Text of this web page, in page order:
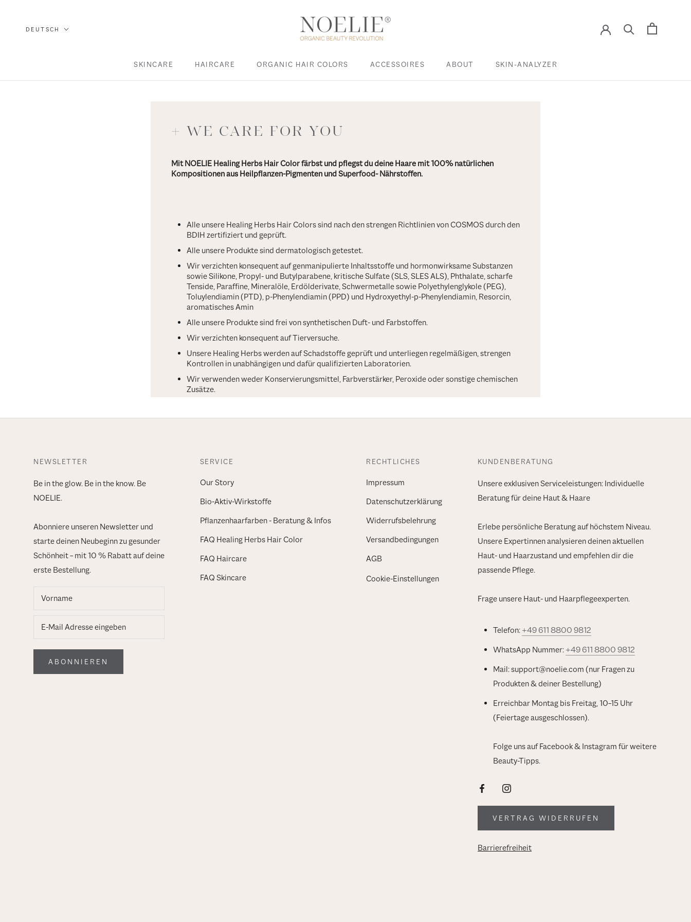
SKINCARE
HAIRCARE
ORGANIC HAIR COLORS
ACCESSOIRES
ABOUT
SKIN-ANALYZER
Sprache
DEUTSCH
+ WE CARE FOR YOU
Mit NOELIE Healing Herbs Hair Color färbst und pflegst du deine Haare mit 100% natürlichen
Kompositionen aus Heilpflanzen-Pigmenten und Superfood- Nährstoffen.
Alle unsere Healing Herbs Hair Colors sind nach den strengen Richtlinien von COSMOS durch den
BDIH zertifiziert und geprüft.
Alle unsere Produkte sind dermatologisch getestet.
Wir verzichten konsequent auf genmanipulierte Inhaltsstoffe und hormonwirksame Substanzen
sowie Silikone, Propyl- und Butylparabene, kritische Sulfate (SLS, SLES ALS), Phthalate, scharfe
Tenside, Paraffine, Mineralöle, Erdölderivate, Schwermetalle sowie Polyethylenglykole (PEG),
Toluylendiamin (PTD), p-Phenylendiamin (PPD) und Hydroxyethyl-p-Phenylendiamin, Resorcin,
aromatisches Amin
Alle unsere Produkte sind frei von synthetischen Duft- und Farbstoffen.
Wir verzichten konsequent auf Tierversuche.
Unsere Healing Herbs werden auf Schadstoffe geprüft und unterliegen regelmäßigen, strengen
Kontrollen in unabhängigen und dafür qualifizierten Laboratorien.
Wir verwenden weder Konservierungsmittel, Farbverstärker, Peroxide oder sonstige chemischen
Zusätze.
NEWSLETTER
Be in the glow. Be in the know. Be
NOELIE.
Abonniere unseren Newsletter und
starte deinen Neubeginn zu gesunder
Schönheit – mit 10 % Rabatt auf deine
erste Bestellung.
ABONNIEREN
SERVICE
Our Story
Bio-Aktiv-Wirkstoffe
Pflanzenhaarfarben - Beratung & Infos
FAQ Healing Herbs Hair Color
FAQ Haircare
FAQ Skincare
RECHTLICHES
Impressum
Datenschutzerklärung
Widerrufsbelehrung
Versandbedingungen
AGB
Cookie-Einstellungen
KUNDENBERATUNG
Unsere exklusiven Serviceleistungen: Individuelle
Beratung für deine Haut & Haare
Erlebe persönliche Beratung auf höchstem Niveau.
Unsere Expertinnen analysieren deinen aktuellen
Haut- und Haarzustand und empfehlen dir die
passende Pflege.
Frage unsere Haut- und Haarpflegeexperten.
Telefon: +49 611 8800 9812
WhatsApp Nummer: +49 611 8800 9812
Mail: support@noelie.com (nur Fragen zu
Produkten & deiner Bestellung)
Erreichbar Montag bis Freitag, 10–15 Uhr
(Feiertage ausgeschlossen).
Folge uns auf Facebook & Instagram für weitere
Beauty-Tipps.
VERTRAG WIDERRUFEN
Barrierefreiheit